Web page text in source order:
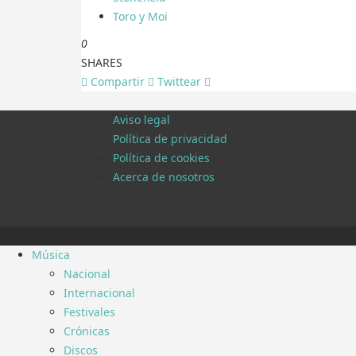
Toro y Moi
0
SHARES
Compartir
Twittear
Aviso legal
Política de privacidad
Política de cookies
Acerca de nosotros
Música
Nacional
Internacional
Festivales
Crónicas
Discos